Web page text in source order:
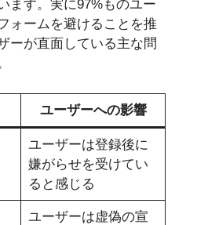
ます。実に97%ものユー
ォームを避けることを推
ーが直面している主な問
ユーザーへの影響
ユーザーは登録後に
嫌がらせを受けてい
ると感じる
ユーザーは虚偽の宣